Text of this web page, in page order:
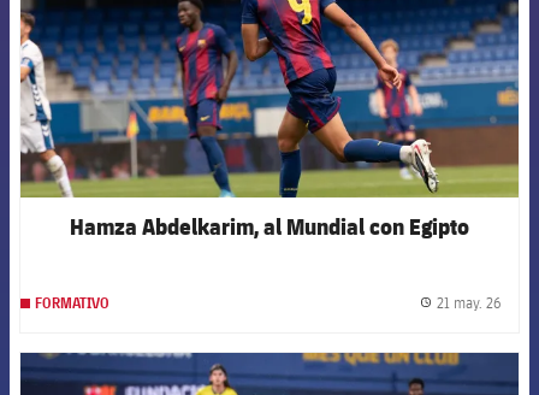
Hamza Abdelkarim, al Mundial con Egipto
FORMATIVO 21 may. 26
FCB Barcelona badge